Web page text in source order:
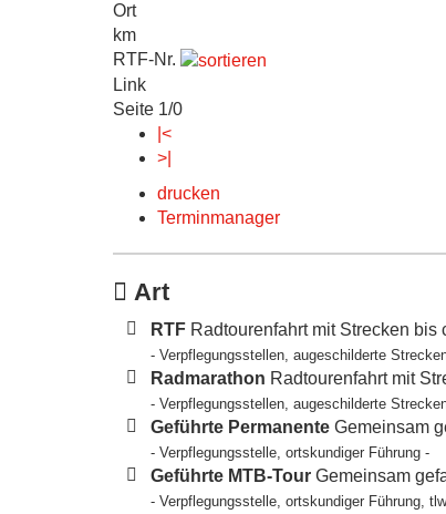
Ort
km
RTF-Nr.
Link
Seite 1/0
|<
>|
drucken
Terminmanager
Art
RTF Radtourenfahrt mit Strecken
- Verpflegungsstellen, augeschilderte
Radmarathon Radtourenfahrt mit
- Verpflegungsstellen, augeschilderte
Geführte Permanente Gemeinsam
- Verpflegungsstelle, ortskundiger Führung -
Geführte MTB-Tour Gemeinsam
- Verpflegungsstelle, ortskundiger Führung,